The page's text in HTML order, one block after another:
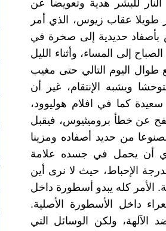
للبشر هدية وتعويضا عن
طويلا عقاب زيوس، الذي أمر
حديدية إلى صخرة في
إلى المساء، وأثناء الليل
طوال اليوم التالي حتى مغيب
ويشبه الإنتقام، غير أن
كما في افلام هوليوود،
عن خطأ بروميثيوس، فيقبل
من حديد أصفاده ومزينا
أي أن يحمل في جسده علامة
الإحباط، حيث لا نرى أين
الأمر كله يبدو أسطورة داخل
داخل الأسطورة الأصلية.
ولكن الوسائل التي